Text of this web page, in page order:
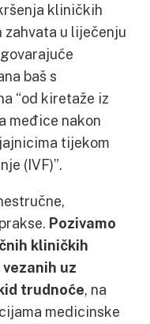
kliničkih
u liječenju
baš s
“od kiretaže iz
međice nakon
tijekom
(IVF)”.
Pozivamo
kliničkih
uz
trudnoće, na
medicinske